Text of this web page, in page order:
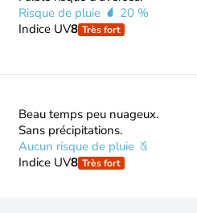
Risque de pluie
20 %
Indice UV8 Très fort
Beau temps peu nuageux.
Sans précipitations.
Aucun risque de pluie
Indice UV8 Très fort